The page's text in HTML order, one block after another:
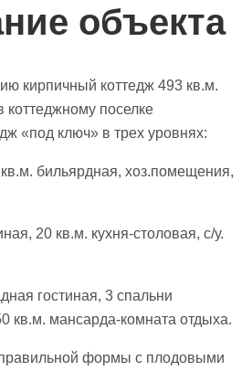
объекта
кирпичный коттедж 493 кв.м.
коттеджному поселке
«под ключ» в трех уровнях:
бильярдная, хоз.помещения,
20 кв.м. кухня-столовая, с/у.
гостиная, 3 спальни
кв.м. мансарда-комната отдыха.
формы с плодовыми